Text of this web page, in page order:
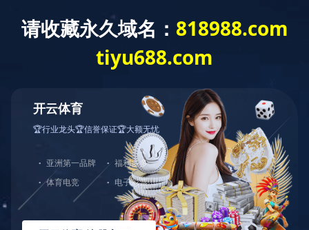
公司概况 党建工作 经营发展